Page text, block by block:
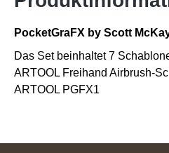
PocketGraFX by Scott
Das Set beinhaltet 7
ARTOOL Freihand Airbrush-
ARTOOL PGFX1